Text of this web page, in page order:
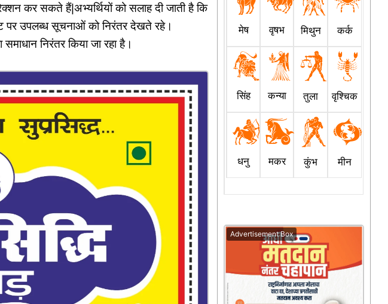
कर सकते हैं|अभ्यर्थियों को सलाह दी जाती है कि
पर उपलब्ध सूचनाओं को निरंतर देखते रहे।
निरंतर किया जा रहा है।
मेष वृषभ मिथुन कर्क
सिंह कन्या तुला वृश्चिक
धनु मकर कुंभ मीन
Advertisement Box